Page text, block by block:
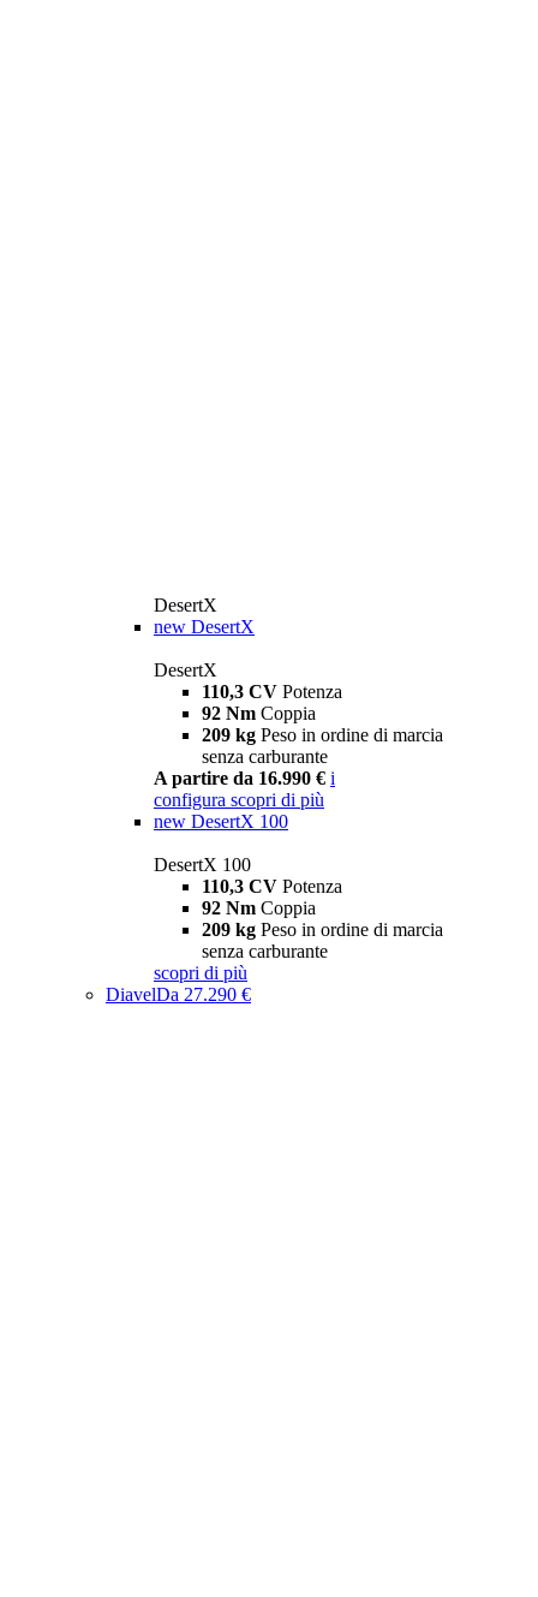
DesertX
new DesertX
DesertX
110,3 CV Potenza
92 Nm Coppia
209 kg Peso in ordine di marcia
senza carburante
A partire da 16.990 € i
configura scopri di più
new DesertX 100
DesertX 100
110,3 CV Potenza
92 Nm Coppia
209 kg Peso in ordine di marcia
senza carburante
scopri di più
DiavelDa 27.290 €